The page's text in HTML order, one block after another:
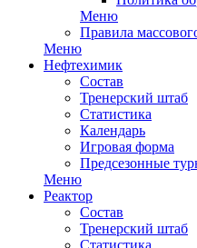
Меню
Правила
Меню
Нефтехимик
Состав
Тренерский штаб
Статистика
Календарь
Игровая форма
Предсезонные
Меню
Реактор
Состав
Тренерский штаб
Статистика